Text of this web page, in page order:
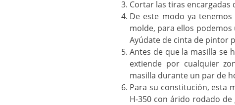
Cortar las tiras
De este modo ya
molde, para ellos
Ayúdate de cinta de pintor
Antes de que la masilla se
extiende por cualquier
masilla durante un par de
Para su constitución, esta
H-350 con árido rodado